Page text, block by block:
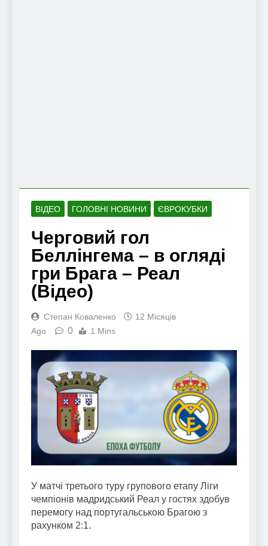
ВІДЕО ГОЛОВНІ НОВИНИ ЄВРОКУБКИ
Черговий гол
Беллінгема – в огляді
гри Брага – Реал
(Відео)
Степан Коваленко
12 Місяців
Ago
0 1 Mins
У матчі третього туру групового етапу Ліги
чемпіонів мадридський Реал у гостях здобув
перемогу над португальською Брагою з
рахунком 2:1.